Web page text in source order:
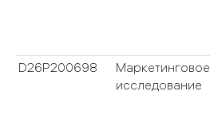
D26P200698
Маркетинговое
исследование